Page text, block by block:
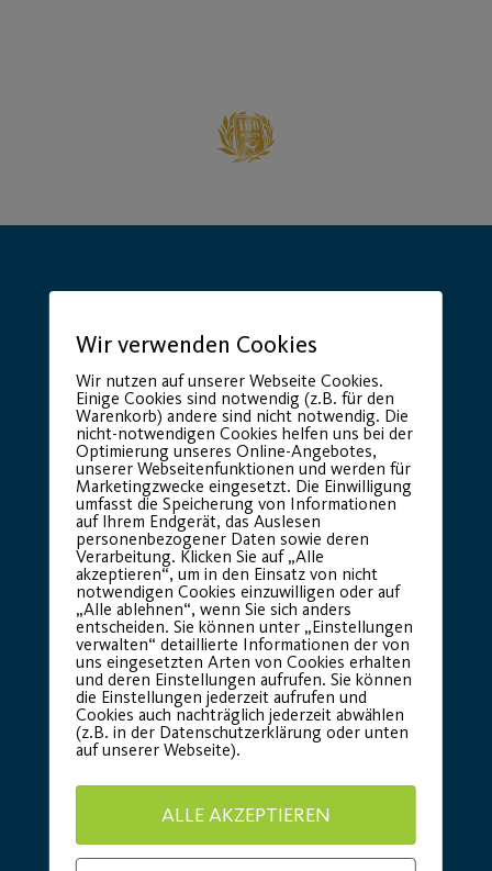
Hauptsponsor Generalausrüster
Premium Partner:
Wir verwenden Cookies
Wir nutzen auf unserer Webseite Cookies.
Einige Cookies sind notwendig (z.B. für den
Warenkorb) andere sind nicht notwendig. Die
nicht-notwendigen Cookies helfen uns bei der
Optimierung unseres Online-Angebotes,
unserer Webseitenfunktionen und werden für
Marketingzwecke eingesetzt. Die Einwilligung
umfasst die Speicherung von Informationen
auf Ihrem Endgerät, das Auslesen
personenbezogener Daten sowie deren
Verarbeitung. Klicken Sie auf „Alle
akzeptieren“, um in den Einsatz von nicht
notwendigen Cookies einzuwilligen oder auf
„Alle ablehnen“, wenn Sie sich anders
entscheiden. Sie können unter „Einstellungen
verwalten“ detaillierte Informationen der von
uns eingesetzten Arten von Cookies erhalten
und deren Einstellungen aufrufen. Sie können
die Einstellungen jederzeit aufrufen und
Cookies auch nachträglich jederzeit abwählen
(z.B. in der Datenschutzerklärung oder unten
auf unserer Webseite).
ALLE AKZEPTIEREN